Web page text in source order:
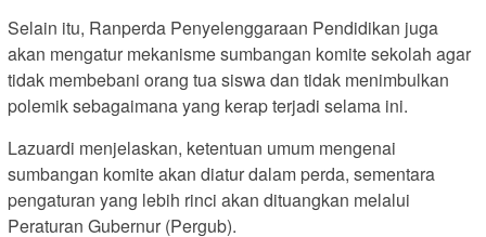
Selain itu, Ranperda Penyelenggaraan Pendidikan juga
akan mengatur mekanisme sumbangan komite sekolah agar
tidak membebani orang tua siswa dan tidak menimbulkan
polemik sebagaimana yang kerap terjadi selama ini.
Lazuardi menjelaskan, ketentuan umum mengenai
sumbangan komite akan diatur dalam perda, sementara
pengaturan yang lebih rinci akan dituangkan melalui
Peraturan Gubernur (Pergub).